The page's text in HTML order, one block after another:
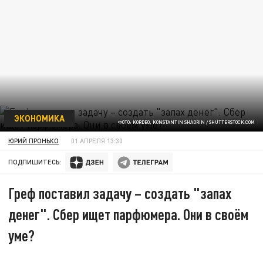
ФОТО: KORDEO, KONSTANTIN SHADRIN / SHUTTERSTOCK.COM
ЭКОНОМИКА
ЮРИЙ ПРОНЬКО 01 АПРЕЛЯ 13:30
ПОДПИШИТЕСЬ:
Греф поставил задачу – создать "запах
денег". Сбер ищет парфюмера. Они в своём
уме?